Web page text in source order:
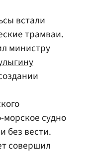
встали
трамваи.
министру
морское судно
без вести.
совершил